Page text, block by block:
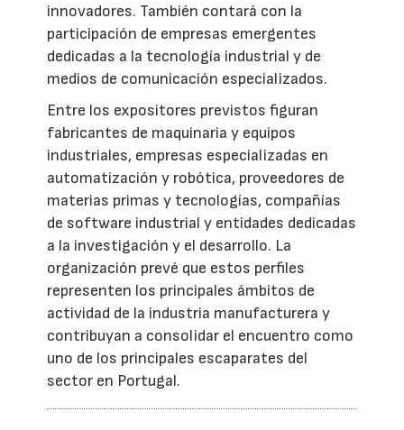
innovadores. También contará con la
participación de empresas emergentes
dedicadas a la tecnología industrial y de
medios de comunicación especializados.
Entre los expositores previstos figuran
fabricantes de maquinaria y equipos
industriales, empresas especializadas en
automatización y robótica, proveedores de
materias primas y tecnologías, compañías
de software industrial y entidades dedicadas
a la investigación y el desarrollo. La
organización prevé que estos perfiles
representen los principales ámbitos de
actividad de la industria manufacturera y
contribuyan a consolidar el encuentro como
uno de los principales escaparates del
sector en Portugal.